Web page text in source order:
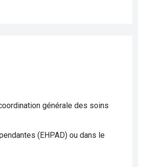
générale des soins
(EHPAD) ou dans le